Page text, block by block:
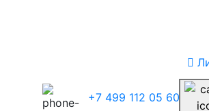
+7 499 112 05 60